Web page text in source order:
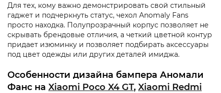
Для тех, кому важно демонстрировать свой стильный
гаджет и подчеркнуть статус, чехол Anomaly Fans
просто находка. Полупрозрачный корпус позволяет не
скрывать брендовые отличия, а четкий цветной контур
придает изюминку и позволяет подбирать аксессуары
под цвет одежды или других деталей имиджа.
Особенности дизайна бампера Аномали
Фанс на Xiaomi Poco X4 GT, Xiaomi Redmi